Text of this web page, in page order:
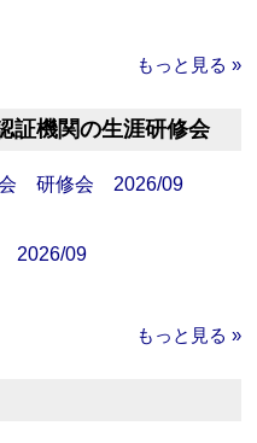
もっと見る »
証機関の生涯研修会
会 研修会 2026/09
2026/09
もっと見る »